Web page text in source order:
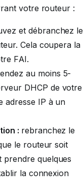
votre routeur :
et débranchez le
Cela coupera la
FAI.
au moins 5-
DHCP de votre
adresse IP à un
: rebranchez le
le routeur soit
prendre quelques
la connexion